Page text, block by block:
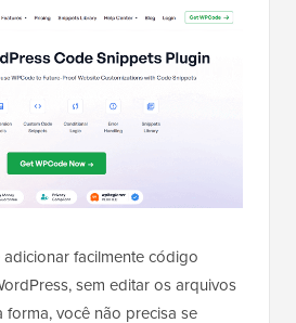
facilmente código
sem editar os arquivos
forma, você não precisa se